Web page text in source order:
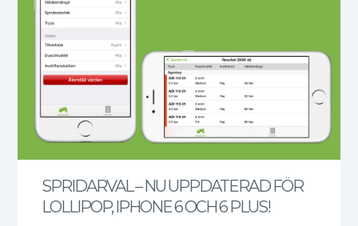
SPRIDARVAL – NU UPPDATERAD FÖR
LOLLIPOP, IPHONE 6 OCH 6 PLUS!